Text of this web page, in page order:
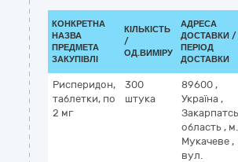
КОНКРЕТНА
НАЗВА
ПРЕДМЕТА
ЗАКУПІВЛІ
КІЛЬКІСТЬ
/
ОД.ВИМІРУ
АДРЕСА
ДОСТАВКИ /
ПЕРІОД
ДОСТАВКИ
Рисперидон,
таблетки, по
2 мг
300
штука
89600 ,
Україна ,
область , м.
Мукачеве ,
вул.